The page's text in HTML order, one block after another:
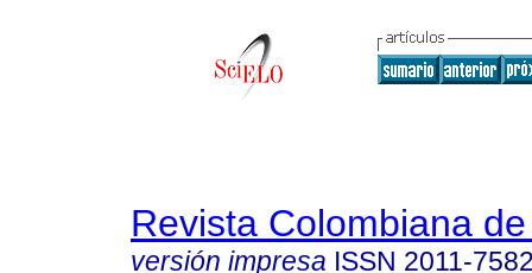
Revista Colombiana
versión impresa ISSN 2011-